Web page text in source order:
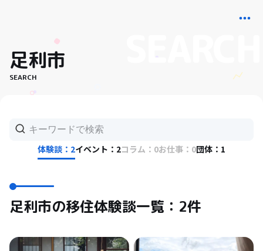
足利市
SEARCH
体験談：2イベント：2コラム：0お仕事：0団体：1
足利市の移住体験談一覧：2件